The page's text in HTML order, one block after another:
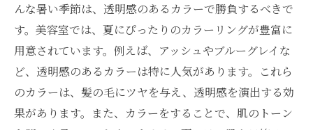
んな暑い季節は、透明感のあるカラーで勝負するべきで
す。美容室では、夏にぴったりのカラーリングが豊富に
用意されています。例えば、アッシュやブルーグレイな
ど、透明感のあるカラーは特に人気があります。これら
のカラーは、髪の毛にツヤを与え、透明感を演出する効
果があります。また、カラーをすることで、肌のトーン